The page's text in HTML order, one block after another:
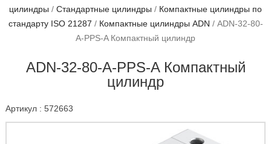
цилиндры / Стандартные цилиндры / Компактные цилиндры по
стандарту ISO 21287 / Компактные цилиндры ADN / ADN-32-80-
A-PPS-A Компактный цилиндр
ADN-32-80-A-PPS-A Компактный
цилиндр
Артикул : 572663